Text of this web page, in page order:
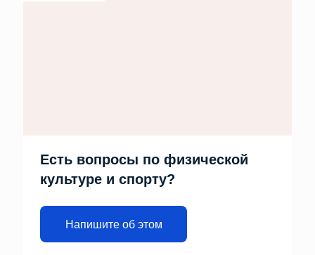
Есть вопросы по физической
культуре и спорту?
Напишите об этом